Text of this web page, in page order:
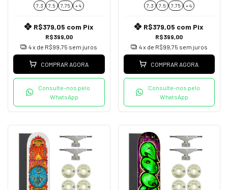
7.3 7.5 7,75 + 4
R$399,00
R$379,05 com Pix
4x de R$99,75 sem juros
COMPRAR AGORA
Consulte-nos pelo
WhatsApp
7.3 7.5 7,75 + 4
R$399,00
R$379,05 com Pix
4x de R$99,75 sem juros
COMPRAR AGORA
Consulte-nos pelo
WhatsApp